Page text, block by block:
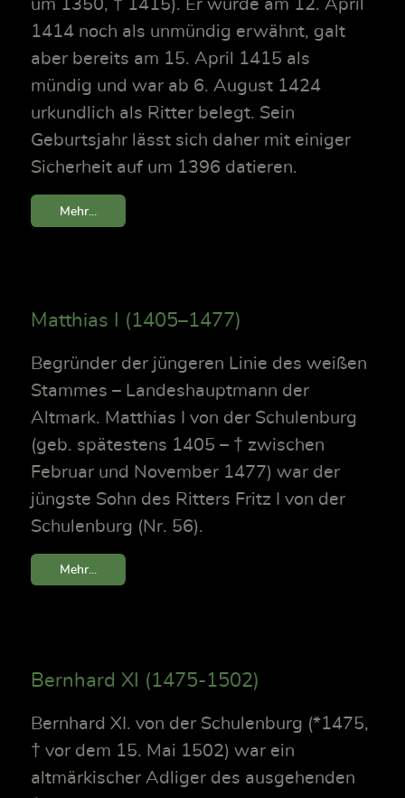
um 1350, † 1415). Er wurde am 12. April
1414 noch als unmündig erwähnt, galt
aber bereits am 15. April 1415 als
mündig und war ab 6. August 1424
urkundlich als Ritter belegt. Sein
Geburtsjahr lässt sich daher mit einiger
Sicherheit auf um 1396 datieren.
Mehr...
Matthias I (1405–1477)
Begründer der jüngeren Linie des weißen
Stammes – Landeshauptmann der
Altmark. Matthias I von der Schulenburg
(geb. spätestens 1405 – † zwischen
Februar und November 1477) war der
jüngste Sohn des Ritters Fritz I von der
Schulenburg (Nr. 56).
Mehr...
Bernhard XI (1475-1502)
Bernhard XI. von der Schulenburg (*1475,
† vor dem 15. Mai 1502) war ein
altmärkischer Adliger des ausgehenden